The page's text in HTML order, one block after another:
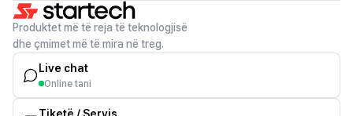
Produktet më të reja të teknologjisë
dhe çmimet më të mira në treg.
Live chat
Online tani
Tiketë / Servis